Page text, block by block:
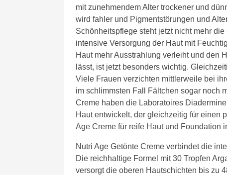
mit zunehmendem Alter trockener und
wird fahler und Pigmentstörungen und
Schönheitspflege steht jetzt nicht mehr
intensive Versorgung der Haut mit
Haut mehr Ausstrahlung verleiht und den
lässt, ist jetzt besonders wichtig.
Viele Frauen verzichten mittlerweile bei
im schlimmsten Fall Fältchen sogar noch
Creme haben die Laboratoires
Haut entwickelt, der gleichzeitig für einen
Age Creme für reife Haut und Foundation
Nutri Age Getönte Creme verbindet die
Die reichhaltige Formel mit 30 Tropfen
versorgt die oberen Hautschichten bis zu